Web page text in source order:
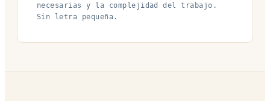
necesarias y la complejidad del trabajo.
Sin letra pequeña.